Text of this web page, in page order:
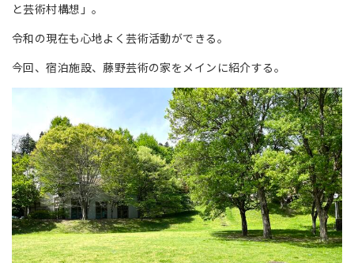
と芸術村構想」。
令和の現在も心地よく芸術活動ができる。
今回、宿泊施設、藤野芸術の家をメインに紹介する。